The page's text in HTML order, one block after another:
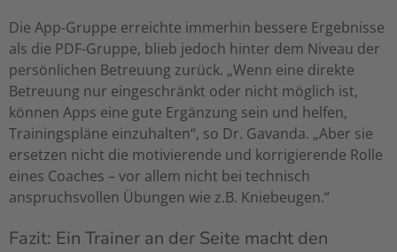
Die App-Gruppe erreichte immerhin bessere Ergebnisse
als die PDF-Gruppe, blieb jedoch hinter dem Niveau der
persönlichen Betreuung zurück. „Wenn eine direkte
Betreuung nur eingeschränkt oder nicht möglich ist,
können Apps eine gute Ergänzung sein und helfen,
Trainingspläne einzuhalten“, so Dr. Gavanda. „Aber sie
ersetzen nicht die motivierende und korrigierende Rolle
eines Coaches – vor allem nicht bei technisch
anspruchsvollen Übungen wie z.B. Kniebeugen.“
Fazit: Ein Trainer an der Seite macht den